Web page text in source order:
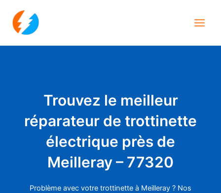
contenu
Trouvez le meilleur
réparateur de trottinette
électrique près de
Meilleray – 77320
Problème avec votre trottinette à Meilleray ? Nos